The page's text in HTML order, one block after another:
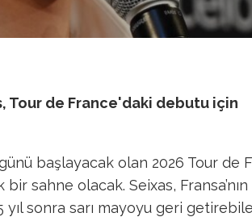
Tour de France'daki debutu için
başlayacak olan 2026 Tour de
sahne olacak. Seixas,
sonra sarı mayoyu geri